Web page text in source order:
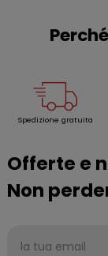
Spedizione gratuita
Offerte e
Non